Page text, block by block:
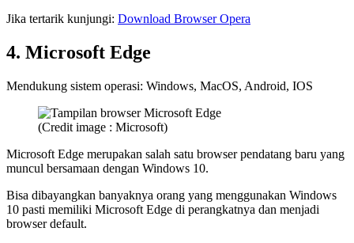
Jika tertarik kunjungi: Download Browser Opera
4. Microsoft Edge
Mendukung sistem operasi: Windows, MacOS, Android, IOS
(Credit image : Microsoft)
Microsoft Edge merupakan salah satu browser pendatang baru yang
muncul bersamaan dengan Windows 10.
Bisa dibayangkan banyaknya orang yang menggunakan Windows
10 pasti memiliki Microsoft Edge di perangkatnya dan menjadi
browser default.